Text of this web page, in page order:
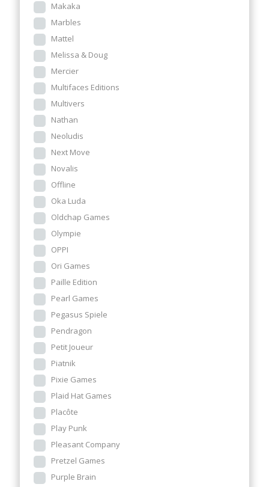
Makaka
Marbles
Mattel
Melissa & Doug
Mercier
Multifaces Editions
Multivers
Nathan
Neoludis
Next Move
Novalis
Offline
Oka Luda
Oldchap Games
Olympie
OPPI
Ori Games
Paille Edition
Pearl Games
Pegasus Spiele
Pendragon
Petit Joueur
Piatnik
Pixie Games
Plaid Hat Games
Placôte
Play Punk
Pleasant Company
Pretzel Games
Purple Brain